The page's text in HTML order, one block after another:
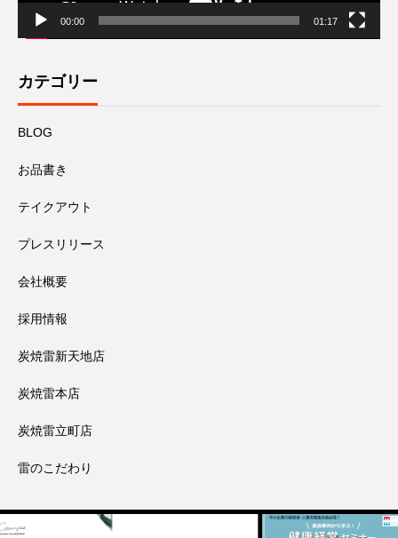
00:00 01:17
カテゴリー
BLOG
お品書き
テイクアウト
プレスリリース
会社概要
採用情報
炭焼雷新天地店
炭焼雷本店
炭焼雷立町店
雷のこだわり